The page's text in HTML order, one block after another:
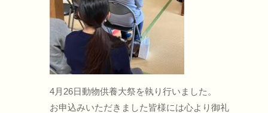
4月26日動物供養大祭を執り行いました。
お申込みいただきました皆様には心より御礼